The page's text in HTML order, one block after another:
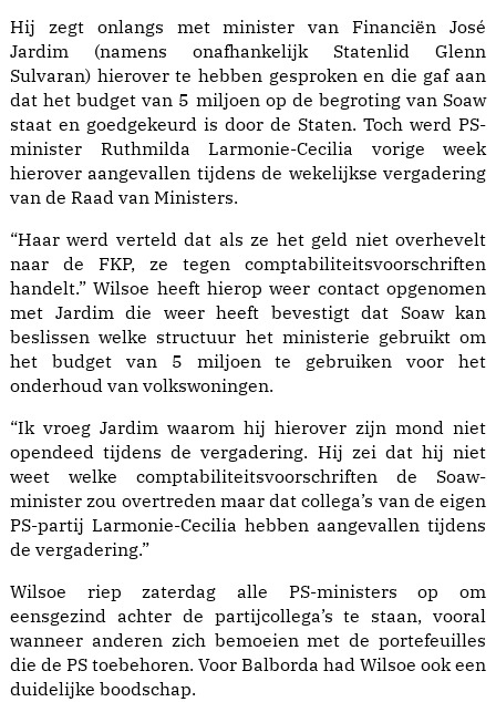
Hij zegt onlangs met minister van Financiën José
Jardim (namens onafhankelijk Statenlid Glenn
Sulvaran) hierover te hebben gesproken en die gaf aan
dat het budget van 5 miljoen op de begroting van Soaw
staat en goedgekeurd is door de Staten. Toch werd PS-
minister Ruthmilda Larmonie-Cecilia vorige week
hierover aangevallen tijdens de wekelijkse vergadering
van de Raad van Ministers.
“Haar werd verteld dat als ze het geld niet overhevelt
naar de FKP, ze tegen comptabiliteitsvoorschriften
handelt.” Wilsoe heeft hierop weer contact opgenomen
met Jardim die weer heeft bevestigt dat Soaw kan
beslissen welke structuur het ministerie gebruikt om
het budget van 5 miljoen te gebruiken voor het
onderhoud van volkswoningen.
“Ik vroeg Jardim waarom hij hierover zijn mond niet
opendeed tijdens de vergadering. Hij zei dat hij niet
weet welke comptabiliteitsvoorschriften de Soaw-
minister zou overtreden maar dat collega’s van de eigen
PS-partij Larmonie-Cecilia hebben aangevallen tijdens
de vergadering.”
Wilsoe riep zaterdag alle PS-ministers op om
eensgezind achter de partijcollega’s te staan, vooral
wanneer anderen zich bemoeien met de portefeuilles
die de PS toebehoren. Voor Balborda had Wilsoe ook een
duidelijke boodschap.